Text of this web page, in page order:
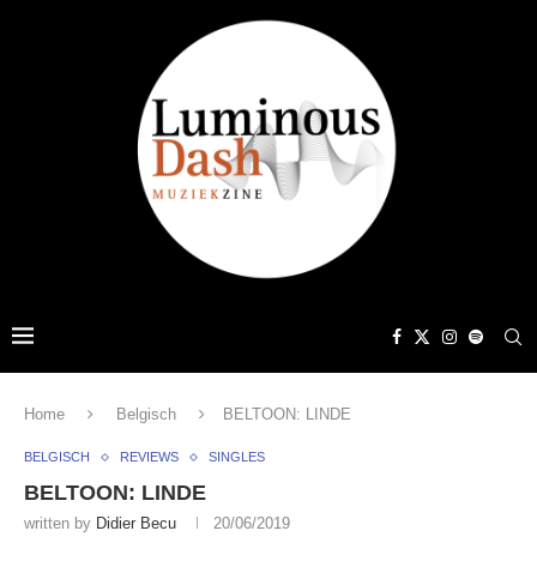
Home Belgisch BELTOON: LINDE
BELGISCH REVIEWS SINGLES
BELTOON: LINDE
written by Didier Becu 20/06/2019